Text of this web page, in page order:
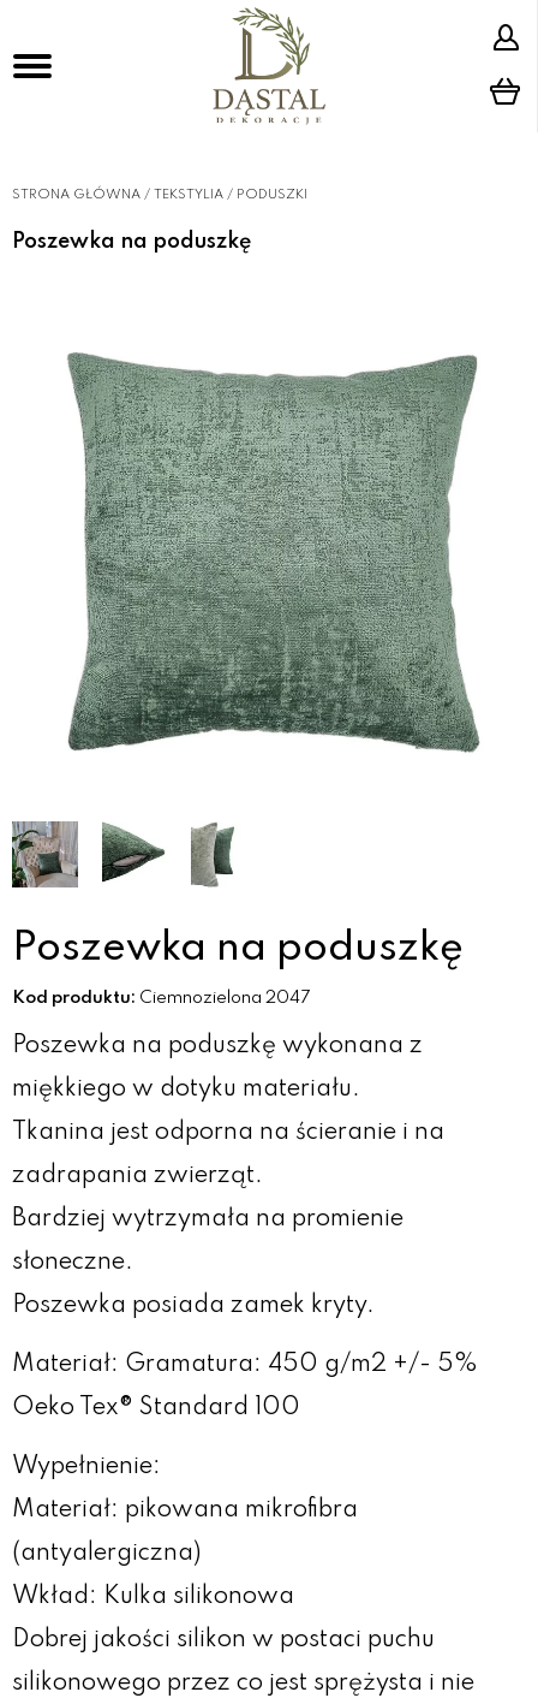
STRONA GŁÓWNA / TEKSTYLIA / PODUSZKI
Poszewka na poduszkę
Poszewka na poduszkę
Kod produktu: Ciemnozielona 2047
Poszewka na poduszkę wykonana z
miękkiego w dotyku materiału.
Tkanina jest odporna na ścieranie i na
zadrapania zwierząt.
Bardziej wytrzymała na promienie
słoneczne.
Poszewka posiada zamek kryty.
Materiał: Gramatura: 450 g/m2 +/- 5%
Oeko Tex® Standard 100
Wypełnienie:
Materiał: pikowana mikrofibra
(antyalergiczna)
Wkład: Kulka silikonowa
Dobrej jakości silikon w postaci puchu
silikonowego przez co jest sprężysta i nie